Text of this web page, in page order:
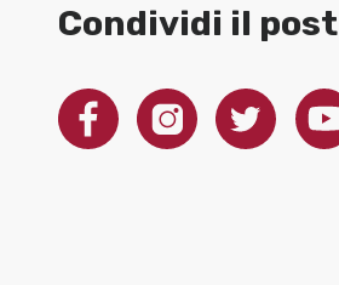
Condividi il post